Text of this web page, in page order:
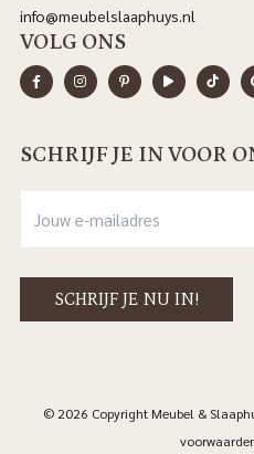
info@meubelslaaphuys.nl
VOLG ONS
SCHRIJF JE IN VOOR
© 2026 Copyright Meubel &